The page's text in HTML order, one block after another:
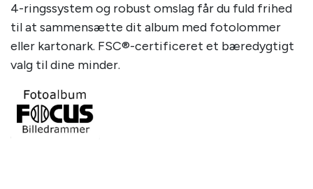
4-ringssystem og robust omslag får du fuld frihed
til at sammensætte dit album med fotolommer
eller kartonark. FSC®-certificeret et bæredygtigt
valg til dine minder.